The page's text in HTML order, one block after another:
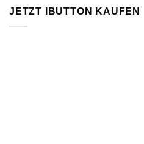
JETZT IBUTTON KAUFEN